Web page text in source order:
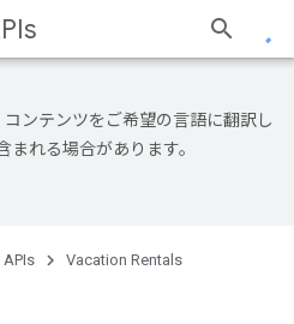
ンテンツをご希望の言語に翻訳し
まれる場合があります。
Vacation Rentals